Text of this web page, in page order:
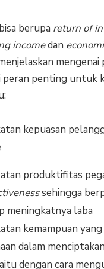
berupa return of
incomedan
mengenai
peran penting untuk
kepuasan
produktifitas
sehingga
meningkatnya laba
kemampuan
dalam menciptakan
dengan cara